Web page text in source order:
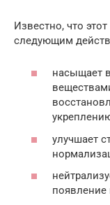
Известно, что
следующим
насыщает
улучшает
появление